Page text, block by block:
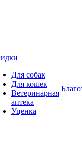
Для собак
Для кошек
Ветеринарная
аптека
Уценка